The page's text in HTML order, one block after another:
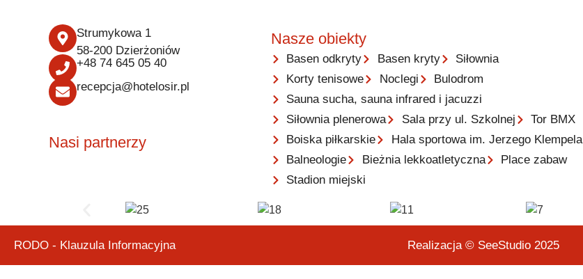
Strumykowa 1
58-200 Dzierżoniów
+48 74 645 05 40
recepcja@hotelosir.pl
Nasi partnerzy
Nasze obiekty
Basen odkryty Basen kryty
Siłownia
Korty tenisowe
Noclegi
Bulodrom
Sauna sucha, sauna infrared i jacuzzi
Siłownia plenerowa
Sala przy ul. Szkolnej
Tor BMX
Boiska piłkarskie
Hala sportowa im. Jerzego Klempela
Balneologie
Bieżnia lekkoatletyczna
Place zabaw
Stadion miejski
RODO - Klauzula Informacyjna Realizacja © SeeStudio 2025